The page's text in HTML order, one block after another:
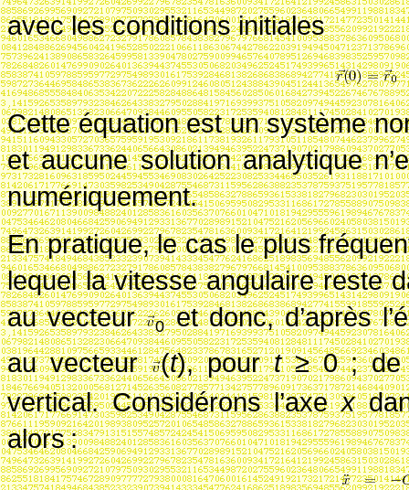
avec les conditions initiales
Cette équation est un système
et aucune solution analytique
numériquement.
En pratique, le cas le plus
lequel la vitesse angulaire reste
au vecteur 0et donc, d’après
au vecteur (t), pourt≥0 ; de
vertical. Considérons l’axex
alors: